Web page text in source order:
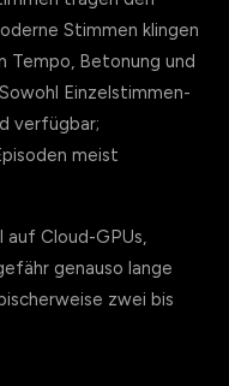
Stimmen klingen
Tempo, Betonung und
Einzelstimmen-
verfügbar;
meist
Cloud-GPUs,
genauso lange
zwei bis